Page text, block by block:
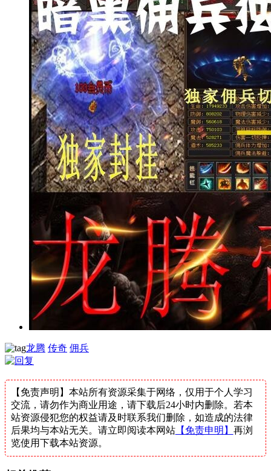
龙腾 传奇 佣兵
【免责声明】本站所有资源采集于网络，仅用于个人学习
交流，请勿作为商业用途，请下载后24小时内删除。若本
站资源侵犯您的权益请及时联系我们删除，如造成的法律
后果均与本站无关。请立即阅读本网站【免责申明】 再浏
览使用下载本站资源。